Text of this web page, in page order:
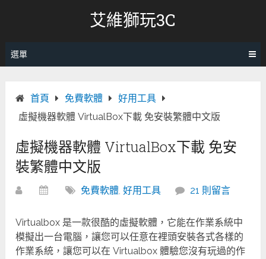
艾維獅玩3C
選單
首頁 免費軟體
好用工具
虛擬機器軟體 VirtualBox下載 免安裝繁體中文版
虛擬機器軟體 VirtualBox下載 免安
裝繁體中文版
免費軟體,好用工具 21 則留言
Virtualbox 是一款很酷的虛擬軟體，它能在作業系統中
模擬出一台電腦，讓您可以任意在裡頭安裝各式各樣的
作業系統，讓您可以在 Virtualbox 體驗您沒有玩過的作